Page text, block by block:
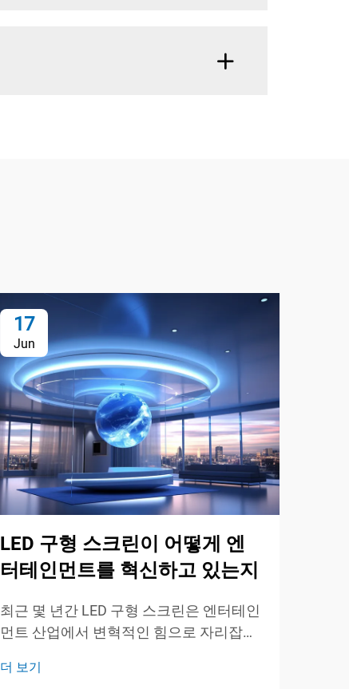
17
Jun
LED 구형 스크린이 어떻게 엔
터테인먼트를 혁신하고 있는지
최근 몇 년간 LED 구형 스크린은 엔터테인
먼트 산업에서 변혁적인 힘으로 자리잡으
험으로 관객들을 사로잡고 있습니다. 이
더 보기